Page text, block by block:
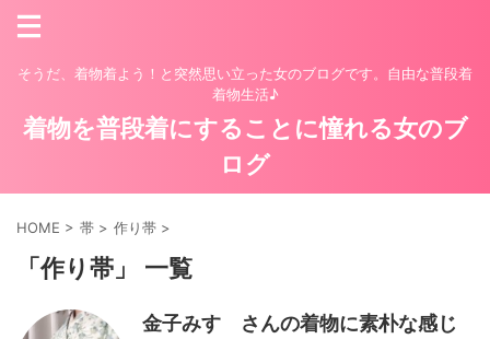
そうだ、着物着よう！と突然思い立った女のブログです。自由な普段着
着物生活♪
着物を普段着にすることに憧れる女のブ
ログ
HOME > 帯 > 作り帯 >
「作り帯」 一覧
金子みすゞさんの着物に素朴な感じ